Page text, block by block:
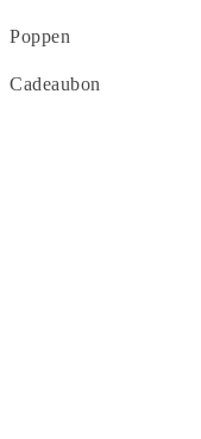
Poppen
Cadeaubon